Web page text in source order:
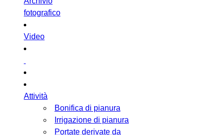
fotografico
Video
Attività
Bonifica di pianura
Irrigazione di pianura
Portate derivate da